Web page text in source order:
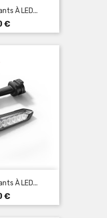
À LED...
€
À LED...
€